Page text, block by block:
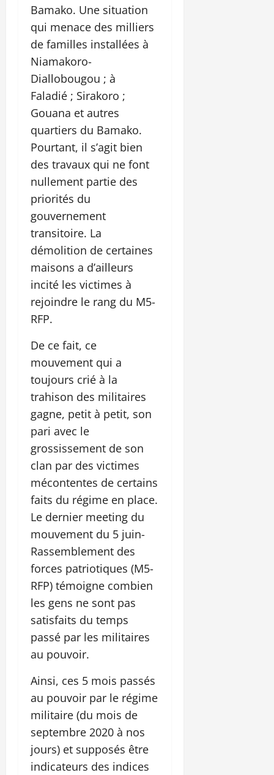
Bamako. Une situation
qui menace des milliers
de familles installées à
Niamakoro-
Diallobougou ; à
Faladié ; Sirakoro ;
Gouana et autres
quartiers du Bamako.
Pourtant, il s’agit bien
des travaux qui ne font
nullement partie des
priorités du
gouvernement
transitoire. La
démolition de certaines
maisons a d’ailleurs
incité les victimes à
rejoindre le rang du M5-
RFP.
De ce fait, ce
mouvement qui a
toujours crié à la
trahison des militaires
gagne, petit à petit, son
pari avec le
grossissement de son
clan par des victimes
mécontentes de certains
faits du régime en place.
Le dernier meeting du
mouvement du 5 juin-
Rassemblement des
forces patriotiques (M5-
RFP) témoigne combien
les gens ne sont pas
satisfaits du temps
passé par les militaires
au pouvoir.
Ainsi, ces 5 mois passés
au pouvoir par le régime
militaire (du mois de
septembre 2020 à nos
jours) et supposés être
indicateurs des indices